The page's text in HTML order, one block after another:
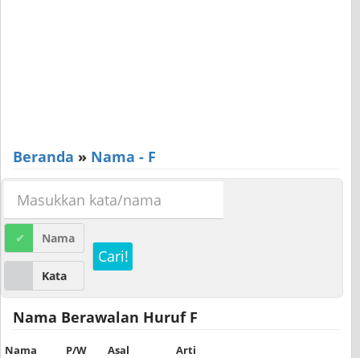
Beranda » Nama - F
Nama
Kata
Cari!
Nama Berawalan Huruf F
Nama P/W Asal
Arti